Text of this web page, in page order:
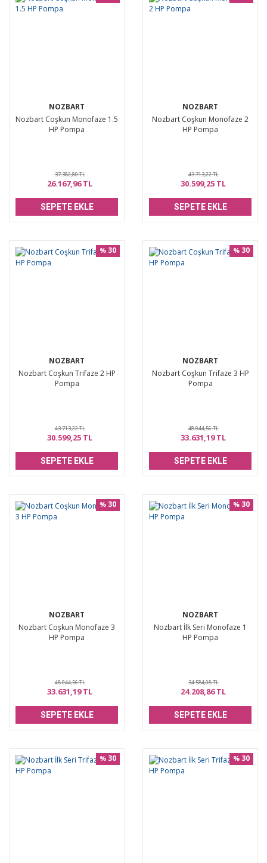
NOZBART
Nozbart Coşkun Monofaze 1.5
HP Pompa
37.382,80 TL
26.167,96 TL
SEPETE EKLE
NOZBART
Nozbart Coşkun Monofaze 2
HP Pompa
43.713,22 TL
30.599,25 TL
SEPETE EKLE
NOZBART
Nozbart Coşkun Trifaze 2 HP
Pompa
% 30
43.713,22 TL
30.599,25 TL
SEPETE EKLE
NOZBART
Nozbart Coşkun Trifaze 3 HP
Pompa
% 30
48.044,56 TL
33.631,19 TL
SEPETE EKLE
NOZBART
Nozbart Coşkun Monofaze 3
HP Pompa
% 30
48.044,56 TL
33.631,19 TL
SEPETE EKLE
NOZBART
Nozbart İlk Seri Monofaze 1
HP Pompa
% 30
34.584,08 TL
24.208,86 TL
SEPETE EKLE
% 30 % 30